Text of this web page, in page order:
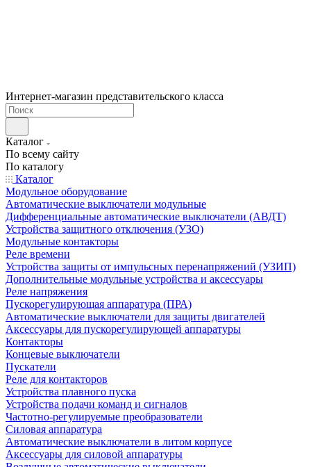
Интернет-магазин представительского класса
Каталог
По всему сайту
По каталогу
Каталог
Модульное оборудование
Автоматические выключатели модульные
Дифференциальные автоматические выключатели (АВДТ)
Устройства защитного отключения (УЗО)
Модульные контакторы
Реле времени
Устройства защиты от импульсных перенапряжений (УЗИП)
Дополнительные модульные устройства и аксессуары
Реле напряжения
Пускорегулирующая аппаратура (ПРА)
Автоматические выключатели для защиты двигателей
Аксессуары для пускорегулирующей аппаратуры
Контакторы
Концевые выключатели
Пускатели
Реле для контакторов
Устройства плавного пуска
Устройства подачи команд и сигналов
Частотно-регулируемые преобразователи
Силовая аппаратура
Автоматические выключатели в литом корпусе
Аксессуары для силовой аппаратуры